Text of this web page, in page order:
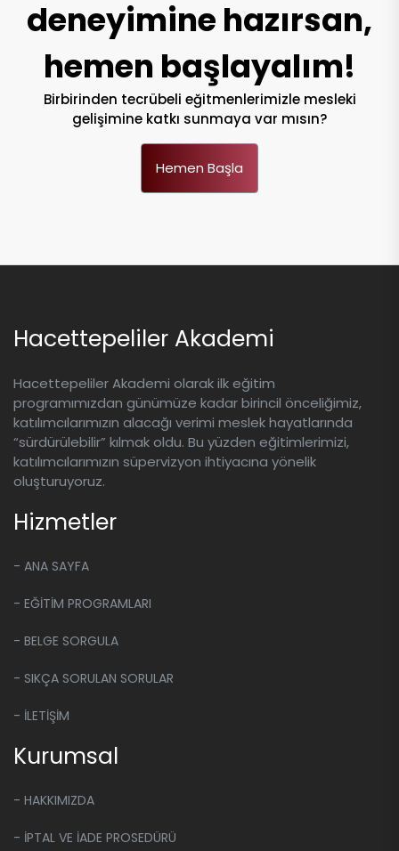
deneyimine hazırsan,
hemen başlayalım!
Birbirinden tecrübeli eğitmenlerimizle mesleki
gelişimine katkı sunmaya var mısın?
Hemen Başla
Hacettepeliler Akademi
Hacettepeliler Akademi olarak ilk eğitim
programımızdan günümüze kadar birincil önceliğimiz,
katılımcılarımızın alacağı verimi meslek hayatlarında
“sürdürülebilir” kılmak oldu. Bu yüzden eğitimlerimizi,
katılımcılarımızın süpervizyon ihtiyacına yönelik
oluşturuyoruz.
Hizmetler
- ANA SAYFA
- EĞİTİM PROGRAMLARI
- BELGE SORGULA
- SIKÇA SORULAN SORULAR
- İLETİŞİM
Kurumsal
- HAKKIMIZDA
- İPTAL VE İADE PROSEDÜRÜ